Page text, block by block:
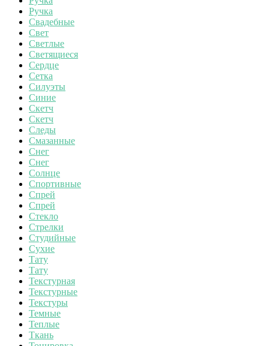
Ручка
Свадебные
Свет
Светлые
Светящиеся
Сердце
Сетка
Силуэты
Синие
Скетч
Скетч
Следы
Смазанные
Снег
Снег
Солнце
Спортивные
Спрей
Спрей
Стекло
Стрелки
Студийные
Сухие
Тату
Тату
Текстурная
Текстурные
Текстуры
Темные
Теплые
Ткань